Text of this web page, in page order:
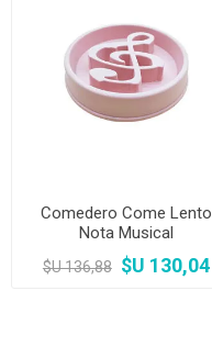
Comedero Come Lento
Nota Musical
$U 136,88 $U 130,04